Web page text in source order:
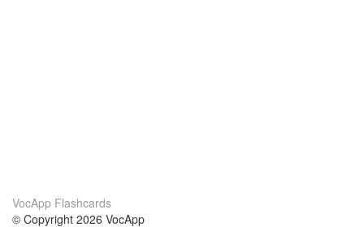
VocApp Flashcards
© Copyright 2026 VocApp